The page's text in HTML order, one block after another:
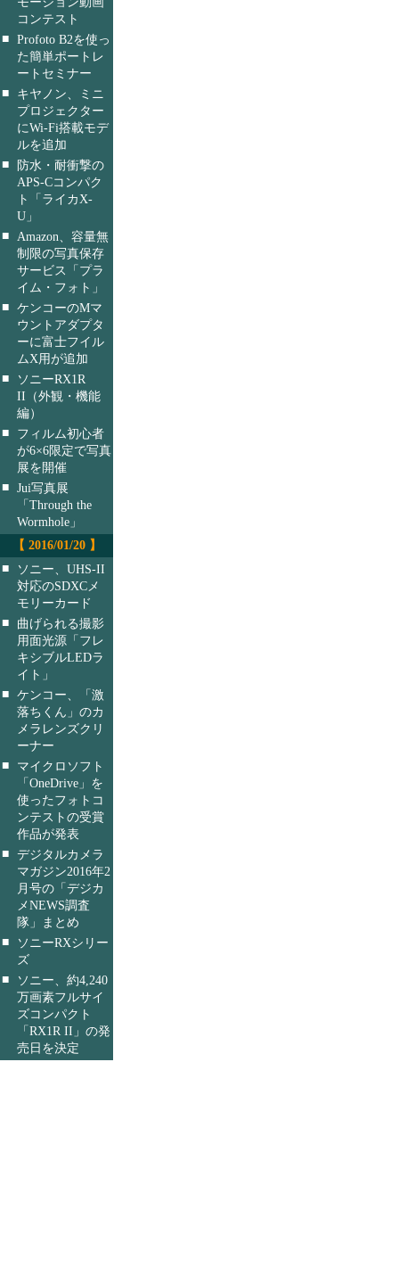
コンテスト
■ Profoto B2を使っ
た簡単ポートレ
ートセミナー
■
キヤノン、ミニ
プロジェクター
にWi-Fi搭載モデ
ルを追加
■
防水・耐衝撃の
APS-Cコンパク
ト「ライカX-
U」
■
Amazon、容量無
制限の写真保存
サービス「プラ
イム・フォト」
■ ケンコーのMマ
ウントアダプタ
ーに富士フイル
ムX用が追加
■
ソニーRX1R
II（外観・機能
編）
■
フィルム初心者
が6×6限定で写真
展を開催
■ Jui写真展
「Through the
Wormhole」
【 2016/01/20 】
■
ソニー、UHS-II
対応のSDXCメ
モリーカード
■
曲げられる撮影
用面光源「フレ
キシブルLEDラ
イト」
■ ケンコー、「激
落ちくん」のカ
メラレンズクリ
ーナー
■
マイクロソフト
「OneDrive」を
使ったフォトコ
ンテストの受賞
作品が発表
■ デジタルカメラ
マガジン2016年2
月号の「デジカ
メNEWS調査
隊」まとめ
■
ソニーRXシリー
ズ
■
ソニー、約4,240
万画素フルサイ
ズコンパクト
「RX1R II」の発
売日を決定